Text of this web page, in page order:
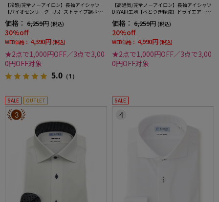
【冷感/完全ノーアイロン】長袖アイシャツ
【バイオセンサークール】ストライプ調ボタ
効果吸汗速乾ワイシャツ春夏
価格： 6,259円 (税込)
30%off
WEB価格： 4,390円 (税込)
★2点で1,000円OFF／3点で3,00
0円OFF対象
5.0 （1）
【高通気/完全ノーアイロン】長袖アイシャツ
DRYAIR生地【べとつき軽減】ドライエアー刺
トレッチ防汚効果吸汗速乾ワイシャツ春夏
価格： 6,259円 (税込)
20%off
WEB価格： 4,990円 (税込)
★2点で1,000円OFF／3点で3,00
0円OFF対象
SALE OUTLET
3
SALE
4